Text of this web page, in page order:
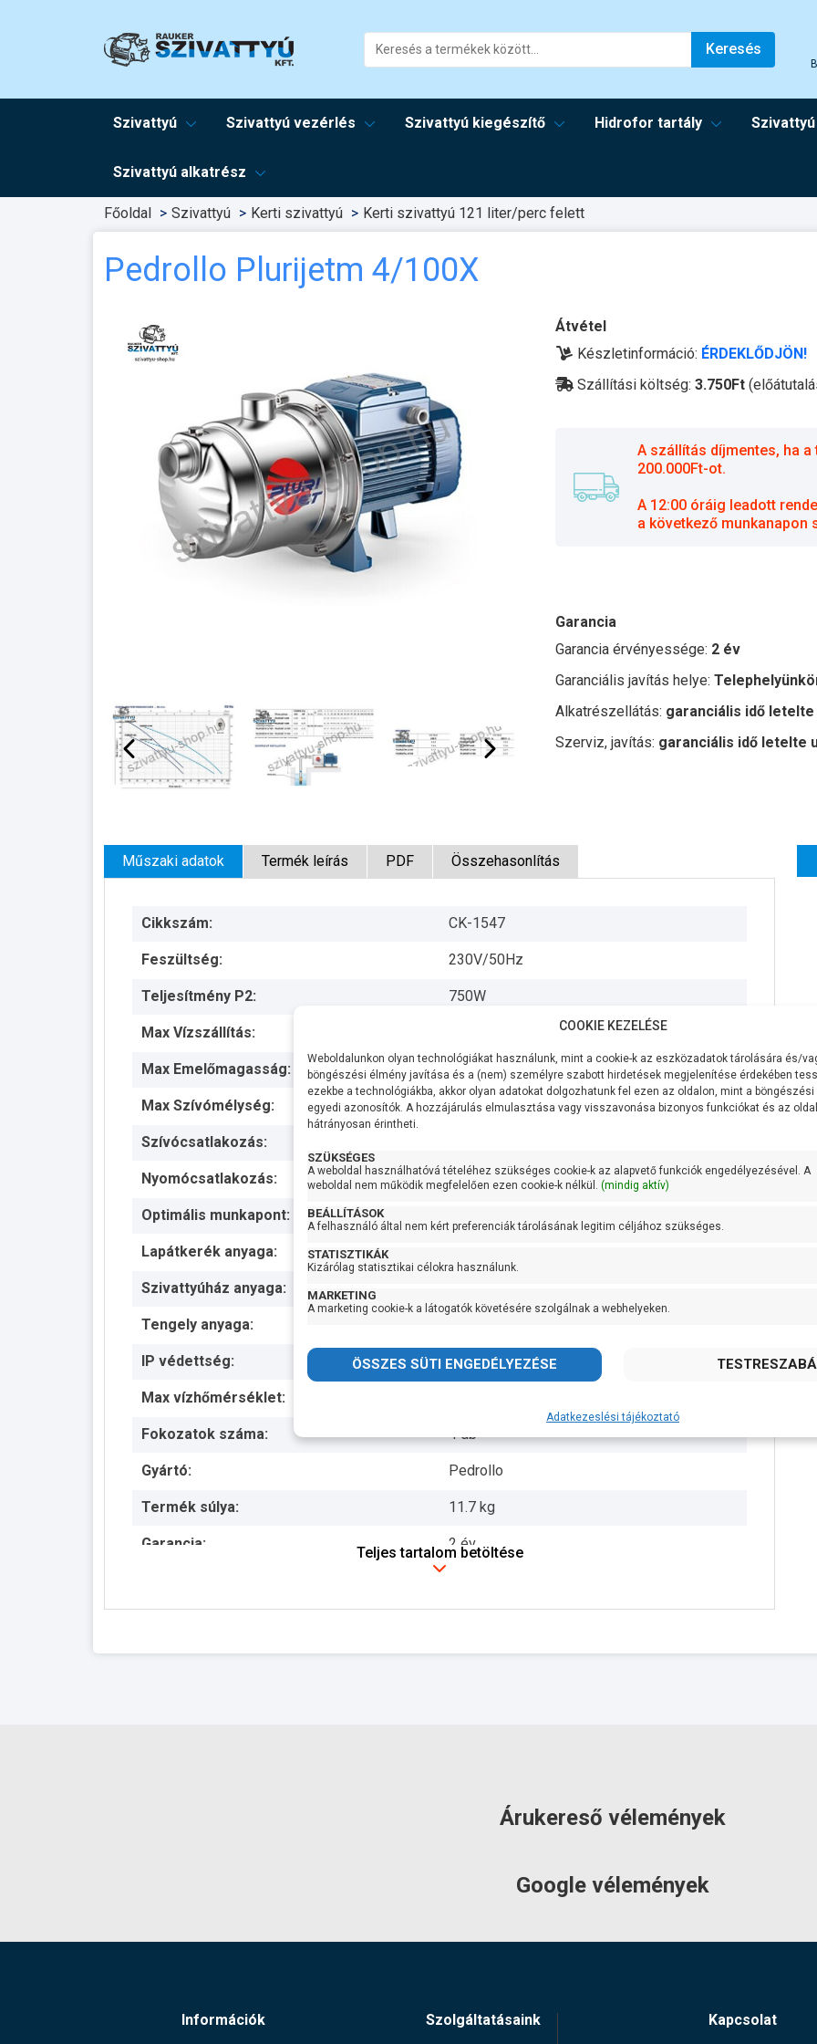
Keresés
Szivattyú Szivattyú vezérlés Szivattyú kiegészítő Hidrofor tartály
Szivattyú alkatrész
Főoldal Szivattyú Kerti szivattyú Kerti szivattyú 121 liter/perc felett
Pedrollo Plurijetm 4/100X
Átvétel
Készletinformáció: ÉRDEKLŐDJÖN!
Szállítási költség: 3.750Ft
A szállítás díjmentes, ha
200.000Ft-ot.
A 12:00 óráig leadott
a következő munkanapon
Garancia
Garancia érvényessége: 2 év
Garanciális javítás helye:
Alkatrészellátás: garanciális idő letelte
Szerviz, javítás: garanciális idő letelte
Műszaki adatok Termék leírás PDF Összehasonlítás
Cikkszám: CK-1547
Feszültség: 230V/50Hz
Teljesítmény P2: 750W
Max Vízszállítás:
Max Emelőmagasság: 50 méter
Max Szívómélység: 9 méter
Szívócsatlakozás:
Nyomócsatlakozás: 1 coll
Optimális munkapont:
Lapátkerék anyaga:
Szivattyúház anyaga:
Tengely anyaga:
IP védettség: IPX4
Max vízhőmérséklet:
Fokozatok száma: 4 db
Gyártó: Pedrollo
Termék súlya: 11.7 kg
Garancia: 2 év
Teljes tartalom betöltése
Árukereső vélemények
Google vélemények
Információk Szolgáltatásaink Kapcsolat
COOKIE KEZELÉSE
Weboldalunkon olyan technológiákat használunk, mint a cookie-k az eszközadatok tárolására és/
böngészési élmény javítása és a (nem) személyre szabott hirdetések megjelenítése érdekében
ezekbe a technológiákba, akkor olyan adatokat dolgozhatunk fel ezen az oldalon, mint a
egyedi azonosítók. A hozzájárulás elmulasztása vagy visszavonása bizonyos funkciókat és az
hátrányosan érintheti.
SZÜKSÉGES
A weboldal használhatóvá tételéhez szükséges cookie-k az alapvető funkciók engedélyezésével. A
weboldal nem működik megfelelően ezen cookie-k nélkül. (mindig aktív)
BEÁLLÍTÁSOK
A felhasználó által nem kért preferenciák tárolásának legitim céljához szükséges.
STATISZTIKÁK
Kizárólag statisztikai célokra használunk.
MARKETING
A marketing cookie-k a látogatók követésére szolgálnak a webhelyeken.
Adatkezeslési tájékoztató